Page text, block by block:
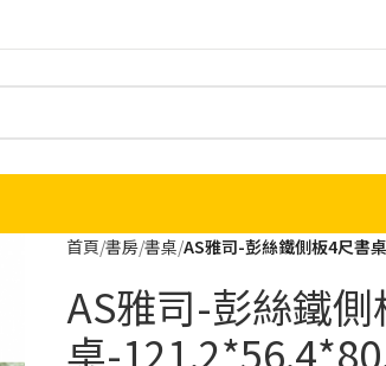
首頁 書房 書桌 AS雅司-彭絲鐵側板4尺書
AS雅司-彭絲鐵
桌-